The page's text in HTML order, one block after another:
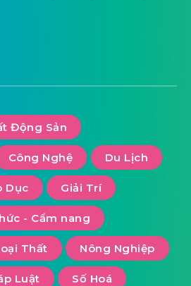
Động Sản
Công Nghệ Du Lịch
Dục Giải Trí
- Cẩm nang
Thất Nông Nghiệp
Luật Số Hoá